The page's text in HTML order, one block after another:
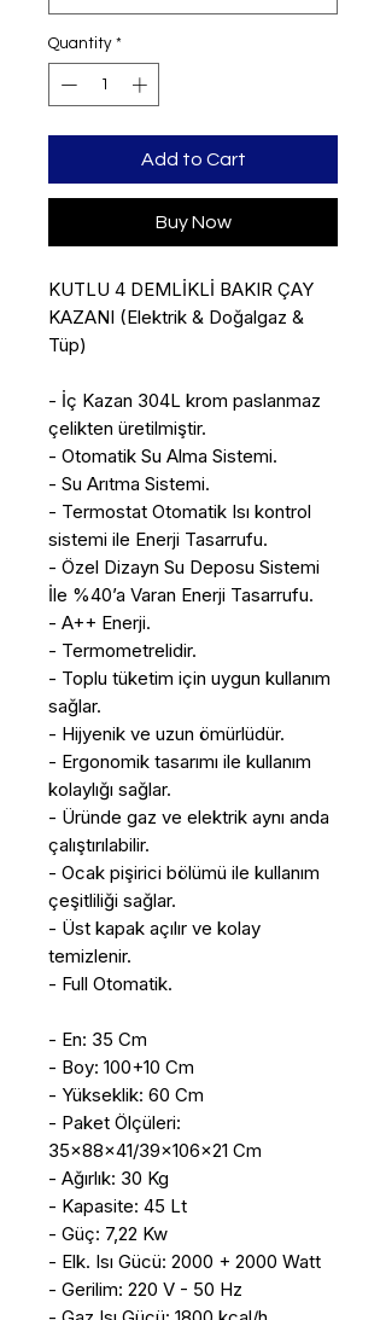
Quantity *
Add to Cart
Buy Now
KUTLU 4 DEMLİKLİ BAKIR ÇAY
KAZANI (Elektrik & Doğalgaz &
Tüp)
- İç Kazan 304L krom paslanmaz
çelikten üretilmiştir.
- Otomatik Su Alma Sistemi.
- Su Arıtma Sistemi.
- Termostat Otomatik Isı kontrol
sistemi ile Enerji Tasarrufu.
- Özel Dizayn Su Deposu Sistemi
İle %40’a Varan Enerji Tasarrufu.
- A++ Enerji.
- Termometrelidir.
- Toplu tüketim için uygun kullanım
sağlar.
- Hijyenik ve uzun ömürlüdür.
- Ergonomik tasarımı ile kullanım
kolaylığı sağlar.
- Üründe gaz ve elektrik aynı anda
çalıştırılabilir.
- Ocak pişirici bölümü ile kullanım
çeşitliliği sağlar.
- Üst kapak açılır ve kolay
temizlenir.
- Full Otomatik.
- En: 35 Cm
- Boy: 100+10 Cm
- Yükseklik: 60 Cm
- Paket Ölçüleri:
35x88x41/39x106x21 Cm
- Ağırlık: 30 Kg
- Kapasite: 45 Lt
- Güç: 7,22 Kw
- Elk. Isı Gücü: 2000 + 2000 Watt
- Gerilim: 220 V - 50 Hz